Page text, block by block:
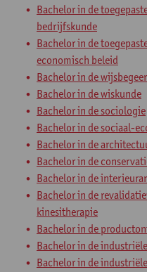
Bachelor in de
bedrijfskunde
Bachelor in de
economisch beleid
Bachelor in de
Bachelor in de wiskunde
Bachelor in de sociologie
Bachelor in de sociaal-
Bachelor in de
Bachelor in de
Bachelor in de
Bachelor in de
kinesitherapie
Bachelor in de
Bachelor in de
Bachelor in de